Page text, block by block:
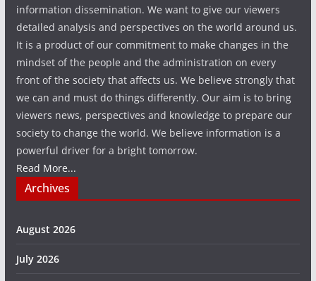
information dissemination. We want to give our viewers
detailed analysis and perspectives on the world around us.
It is a product of our commitment to make changes in the
mindset of the people and the administration on every
front of the society that affects us. We believe strongly that
we can and must do things differently. Our aim is to bring
viewers news, perspectives and knowledge to prepare our
society to change the world. We believe information is a
powerful driver for a bright tomorrow.
Read More...
Archives
August 2026
July 2026